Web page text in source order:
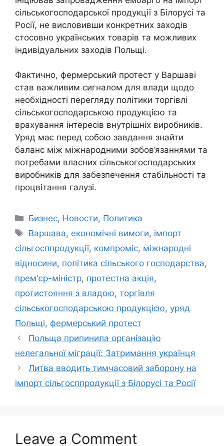
сільськогосподарської продукції з Білорусі та
Росії, не висловивши конкретних заходів
стосовно українських товарів та можливих
індивідуальних заходів Польщі.
Фактично, фермерський протест у Варшаві
став важливим сигналом для влади щодо
необхідності перегляду політики торгівлі
сільськогосподарською продукцією та
врахування інтересів внутрішніх виробників.
Уряд має перед собою завдання знайти
баланс між міжнародними зобов’язаннями та
потребами власних сільськогосподарських
виробників для забезпечення стабільності та
процвітання галузі.
Categories
Бизнес, Новости, Политика
Tags
Варшава, економічні вимоги, імпорт
сільгосппродукції, компроміс, міжнародні
відносини, політика сільського господарства,
прем'єр-міністр, протестна акція,
протистояння з владою, торгівля
сільськогосподарською продукцією, уряд
Польщі, фермерський протест
Польща припинила організацію
нелегальної міграції: Затримання українця
Литва вводить тимчасовий заборону на
імпорт сільгосппродукції з Білорусі та Росії
Leave a Comment